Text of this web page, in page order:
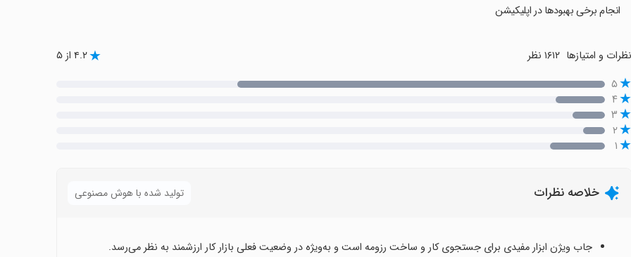
انجام برخی بهبودها در اپلیکیشن
نظرات و امتیازها ۱۶۱۲ نظر ۴.۲ از ۵
۵
۴
۳
۲
۱
خلاصه نظرات تولید شده با هوش مصنوعی
جاب ویژن ابزار مفیدی برای جستجوی کار و ساخت رزومه است و به‌ویژه در وضعیت فعلی بازار کار ارزشمند به نظر می‌رسد.